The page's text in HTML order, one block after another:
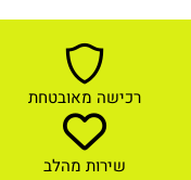
רכישה מאובטחת
שירות מהלב